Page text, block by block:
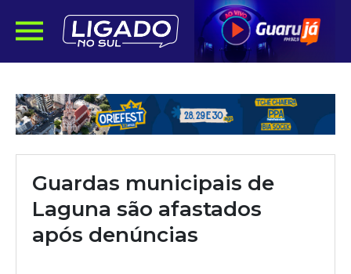
Guardas municipais de
Laguna são afastados
após denúncias